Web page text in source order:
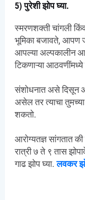
5) पुरेशी झोप घ्या.
स्मरणशक्ती चांगली
भूमिका बजावते, आपण
आपल्या अल्पकालीन
टिकणाऱ्या आठवणींमध्ये
संशोधनात असे दिसून
असेल तर त्याचा
शकतो.
आरोग्यतज्ञ सांगतात की
रात्री ७ ते ९ तास
गाढ झोप घ्या.लवकर